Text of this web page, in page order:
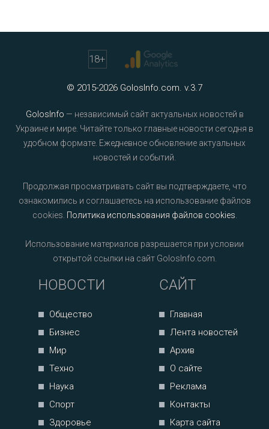
18+
© 2015-2026 GolosInfo.com. v.3.7
GolosInfo — независимый сайт актуальных новостей в
Украине и мире. Читайте только главные новости сегодня в
удобном формате. Ежедневное обновление актуальных
новостей и событий.
Продолжая просматривать сайт вы подтверждаете, что
ознакомились и соглашаетесь на использование файлов
cookies. Политика использования файлов cookies
Использование материалов разрешается при условии
открытой ссылки на сайт GolosInfo.com.
НОВОСТИ
Общество
Бизнес
Мир
Техно
Наука
Спорт
Здоровье
САЙТ
Главная
Лента новостей
Архив
О сайте
Реклама
Контакты
Карта сайта